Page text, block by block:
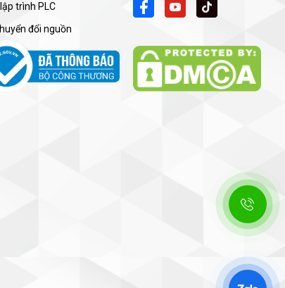
trình PLC
đổi nguồn